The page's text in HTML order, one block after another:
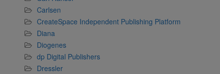
Carlsen
CreateSpace Independent Publishing Platform
Diana
Diogenes
dp Digital Publishers
Dressler